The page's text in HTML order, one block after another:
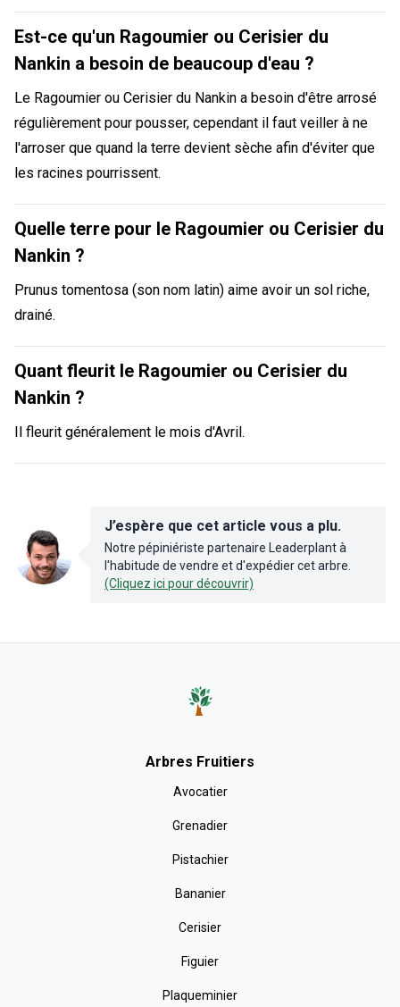
Est-ce qu'un Ragoumier ou Cerisier du
Nankin a besoin de beaucoup d'eau ?
Le Ragoumier ou Cerisier du Nankin a besoin d'être arrosé
régulièrement pour pousser, cependant il faut veiller à ne
l'arroser que quand la terre devient sèche afin d'éviter que
les racines pourrissent.
Quelle terre pour le Ragoumier ou Cerisier du
Nankin ?
Prunus tomentosa (son nom latin) aime avoir un sol riche,
drainé.
Quant fleurit le Ragoumier ou Cerisier du
Nankin ?
Il fleurit généralement le mois d'Avril.
J’espère que cet article vous a plu.
Notre pépiniériste partenaire Leaderplant à
l'habitude de vendre et d'expédier cet arbre.
(Cliquez ici pour découvrir)
Arbres Fruitiers
Avocatier
Grenadier
Pistachier
Bananier
Cerisier
Figuier
Plaqueminier